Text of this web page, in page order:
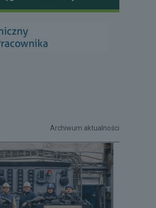
Archiwum aktualności